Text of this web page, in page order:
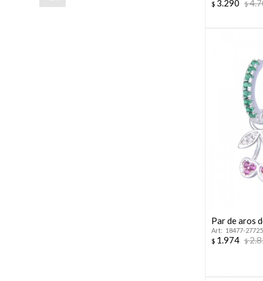
$ 3.290 $
Par de aros
18477-
$ 1.974 $